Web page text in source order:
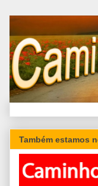
Também estamos